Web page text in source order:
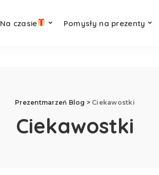
Na czasie Pomysły na prezenty
Prezentmarzeń Blog > Ciekawostki
Ciekawostki